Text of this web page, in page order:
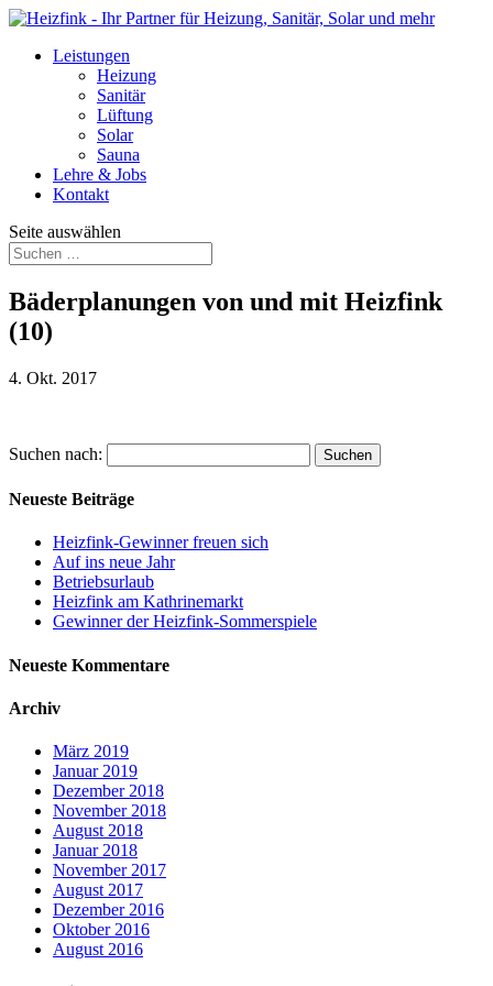
Leistungen
Heizung
Sanitär
Lüftung
Solar
Sauna
Lehre & Jobs
Kontakt
Seite auswählen
Bäderplanungen von und mit Heizfink
(10)
4. Okt. 2017
Suchen nach:
Neueste Beiträge
Heizfink-Gewinner freuen sich
Auf ins neue Jahr
Betriebsurlaub
Heizfink am Kathrinemarkt
Gewinner der Heizfink-Sommerspiele
Neueste Kommentare
Archiv
März 2019
Januar 2019
Dezember 2018
November 2018
August 2018
Januar 2018
November 2017
August 2017
Dezember 2016
Oktober 2016
August 2016